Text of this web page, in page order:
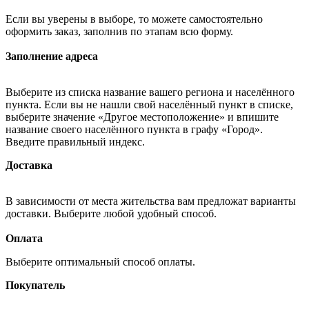
Если вы уверены в выборе, то можете самостоятельно
оформить заказ, заполнив по этапам всю форму.
Заполнение адреса
Выберите из списка название вашего региона и населённого
пункта. Если вы не нашли свой населённый пункт в списке,
выберите значение «Другое местоположение» и впишите
название своего населённого пункта в графу «Город».
Введите правильный индекс.
Доставка
В зависимости от места жительства вам предложат варианты
доставки. Выберите любой удобный способ.
Оплата
Выберите оптимальный способ оплаты.
Покупатель